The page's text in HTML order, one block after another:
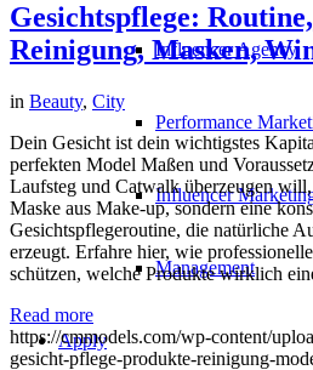
Influencer Agency
Performance
Influencer
Management
Apply
Gesichtspflege:
Reinigung, Masken,
in Beauty, City
Dein Gesicht ist dein wichtigstes
perfekten Model Maßen und
Laufsteg und Catwalk überzeugen
Maske aus Make-up, sondern eine
Gesichtspflegeroutine, die natürliche
erzeugt. Erfahre hier, wie
schützen, welche Produkte wirklich
Read more
https://cmmodels.com/wp-content/
gesicht-pflege-produkte-reinigung-